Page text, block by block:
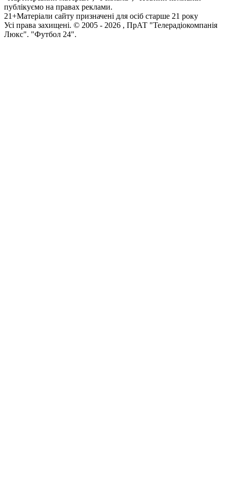
публікуємо на правах реклами.
21+Матеріали сайту призначені для осіб старше 21 року
Усi права захищенi. © 2005 - 2026 , ПрАТ "Телерадіокомпанія
Люкс". "Футбол 24".